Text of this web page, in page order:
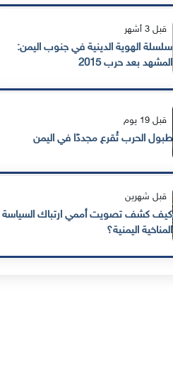
قبل 3 أشهر
سلسلة الهوية الدينية في جنوب اليمن:
المشهد بعد حرب 2015
قبل 19 يوم
طبول الحرب تُقرع مجددًا في اليمن
قبل شهرين
كيف كشف تصويت أممي ارتباك السياسة
المناخية اليمنية؟